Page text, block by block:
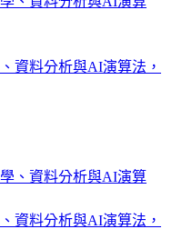
資料分析與AI演算法，
資料分析與AI演算法，